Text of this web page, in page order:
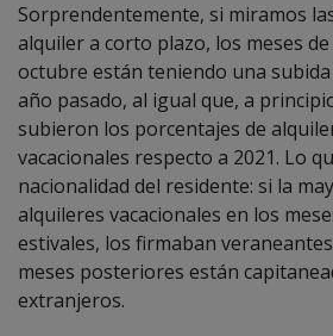
Sorprendentemente, si miramos
alquiler a corto plazo, los meses
octubre están teniendo una
año pasado, al igual que, a
subieron los porcentajes de
vacacionales respecto a 2021. Lo
nacionalidad del residente: si la
alquileres vacacionales en los
estivales, los firmaban
meses posteriores están
extranjeros.